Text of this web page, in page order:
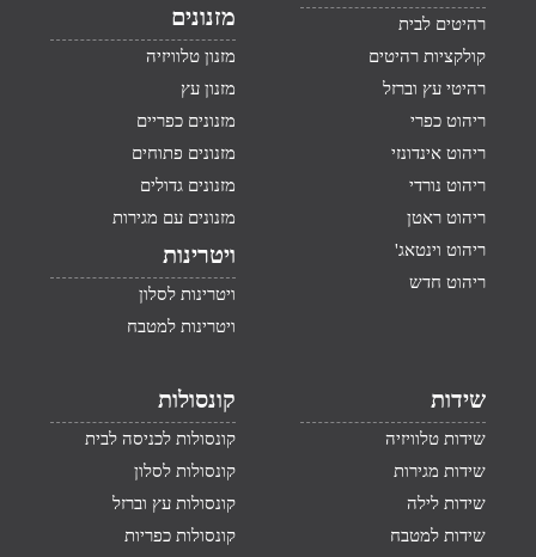
רהיטים לבית
קולקציות רהיטים
רהיטי עץ וברזל
ריהוט כפרי
ריהוט אינדונזי
ריהוט נורדי
ריהוט ראטן
ריהוט וינטאג'
ריהוט חדש
מזנונים
מזנון טלוויזיה
מזנון עץ
מזנונים כפריים
מזנונים פתוחים
מזנונים גדולים
מזנונים עם מגירות
ויטרינות
ויטרינות לסלון
ויטרינות למטבח
שידות
שידות טלוויזיה
שידות מגירות
שידות לילה
שידות למטבח
קונסולות
קונסולות לכניסה לבית
קונסולות לסלון
קונסולות עץ וברזל
קונסולות כפריות